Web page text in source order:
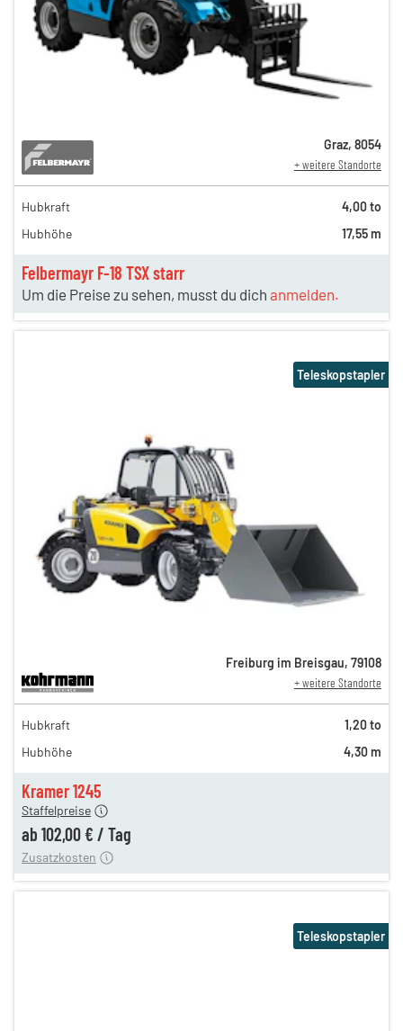
Felbermayr F-18 TSX starr
Um die Preise zu sehen, musst du dich anmelden.
Graz, 8054
+ weitere Standorte
Hubkraft
4,00 to
Hubhöhe
17,55 m
Kramer 1245
174,00 €
146,00 €
121,00 €
Staffelpreise
ab 102,00 € / Tag
12,00 €
Zusatzkosten
Teleskopstapler
Freiburg im Breisgau, 79108
+ weitere Standorte
Hubkraft
1,20 to
Hubhöhe
4,30 m
Teleskopstapler